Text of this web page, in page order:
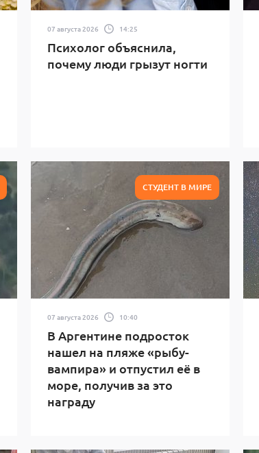
07 августа 2026 14:25
Психолог объяснила,
почему люди грызут ногти
СТУДЕНТ В МИРЕ
07 августа 2026 10:40
В Аргентине подросток
нашел на пляже «рыбу-
вампира» и отпустил её в
море, получив за это
награду